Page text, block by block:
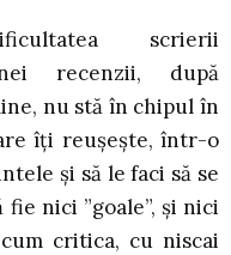
scrierii
recenzii, după
nu stă în chipul în
îți reușește, într-o
și să le faci să se
nici ”goale”, și nici
critica, cu niscai